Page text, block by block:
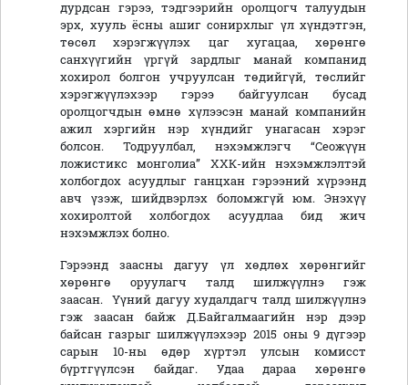
дурдсан гэрээ, тэдгээрийн оролцогч талуудын
эрх, хууль ёсны ашиг сонирхлыг үл хүндэтгэн,
төсөл хэрэгжүүлэх цаг хугацаа, хөрөнгө
санхүүгийн үргүй зардлыг манай компанид
хохирол болгон учруулсан төдийгүй, төслийг
хэрэгжүүлэхээр гэрээ байгуулсан бусад
оролцогчдын өмнө хүлээсэн манай компанийн
ажил хэргийн нэр хүндийг унагасан хэрэг
болсон. Тодруулбал, нэхэмжлэгч “Сеожүүн
ложистикс монголиа” ХХК-ийн нэхэмжлэлтэй
холбогдох асуудлыг ганцхан гэрээний хүрээнд
авч үзэж, шийдвэрлэх боломжгүй юм. Энэхүү
хохиролтой холбогдох асуудлаа бид жич
нэхэмжлэх болно.
Гэрээнд заасны дагуу үл хөдлөх хөрөнгийг
хөрөнгө оруулагч талд шилжүүлнэ гэж
заасан. Үүний дагуу худалдагч талд шилжүүлнэ
гэж заасан байж Д.Байгалмаагийн нэр дээр
байсан газрыг шилжүүлэхээр 2015 оны 9 дүгээр
сарын 10-ны өдөр хүртэл улсын комисст
бүртгүүлсэн байдаг. Удаа дараа хөрөнгө